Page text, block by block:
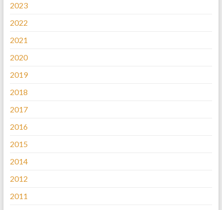
2023
2022
2021
2020
2019
2018
2017
2016
2015
2014
2012
2011